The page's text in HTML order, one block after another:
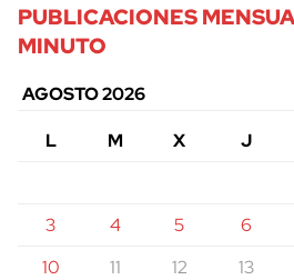
PUBLICACIONES
MINUTO
AGOSTO 2026
L
M X J
3
4 5 6
10
11 12 13